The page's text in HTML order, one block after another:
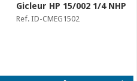
Gicleur HP 15/002 1/4 NHP
Ref. ID-CMEG1502